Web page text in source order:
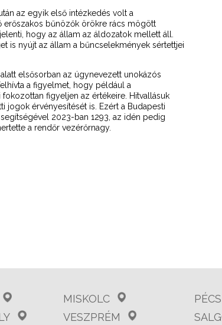
az egyik első intézkedés volt a
erőszakos bűnözők örökre rács mögött
hogy az állam az áldozatok mellett áll.
is nyújt az állam a bűncselekmények sértettjei
elsősorban az úgynevezett unokázós
a figyelmet, hogy például a
figyeljen az értékeire. Hitvallásuk
jogok érvényesítését is. Ezért a Budapesti
2023-ban 1293, az idén pedig
a rendőr vezérőrnagy.
MISKOLC PÉCS
VESZPRÉM